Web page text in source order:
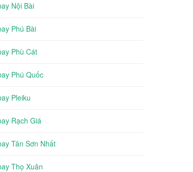
Nội Bài
Phú Bài
Phù Cát
Phú Quốc
Pleiku
Rạch Giá
Tân Sơn Nhất
Thọ Xuân